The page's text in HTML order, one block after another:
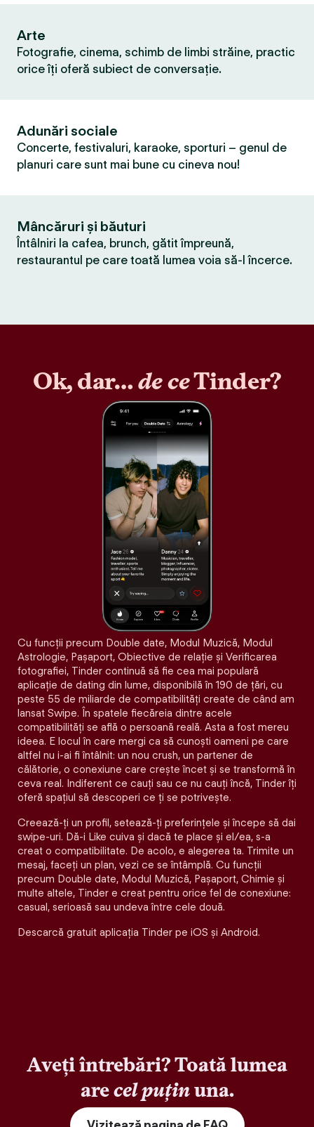
Arte
Fotografie, cinema, schimb de limbi străine, practic
orice îți oferă subiect de conversație.
Adunări sociale
Concerte, festivaluri, karaoke, sporturi – genul de
planuri care sunt mai bune cu cineva nou!
Mâncăruri și băuturi
Întâlniri la cafea, brunch, gătit împreună,
restaurantul pe care toată lumea voia să-l încerce.
Ok, dar…de ceTinder?
Cu funcții precum Double date, Modul Muzică, Modul
Astrologie, Pașaport, Obiective de relație și Verificarea
fotografiei, Tinder continuă să fie cea mai populară
aplicație de dating din lume, disponibilă în 190 de țări, cu
peste 55 de miliarde de compatibilități create de când am
lansat Swipe. În spatele fiecăreia dintre acele
compatibilităţi se află o persoană reală. Asta a fost mereu
ideea. E locul în care mergi ca să cunoști oameni pe care
altfel nu i-ai fi întâlnit: un nou crush, un partener de
călătorie, o conexiune care crește încet și se transformă în
ceva real. Indiferent ce cauți sau ce nu cauți încă, Tinder îți
oferă spațiul să descoperi ce ți se potrivește.
Creează-ți un profil, setează-ți preferințele și începe să dai
swipe-uri. Dă-i Like cuiva și dacă te place și el/ea, s-a
creat o compatibilitate. De acolo, e alegerea ta. Trimite un
mesaj, faceți un plan, vezi ce se întâmplă. Cu funcții
precum Double date, Modul Muzică, Pașaport, Chimie și
multe altele, Tinder e creat pentru orice fel de conexiune:
casual, serioasă sau undeva între cele două.
Descarcă gratuit aplicația Tinder pe iOS și Android.
Aveți întrebări? Toată lumea
arecel puținuna.